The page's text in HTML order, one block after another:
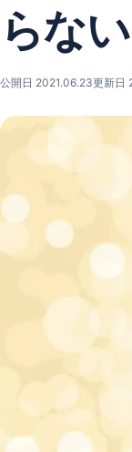
らな
公開日 2021.06.23更新日